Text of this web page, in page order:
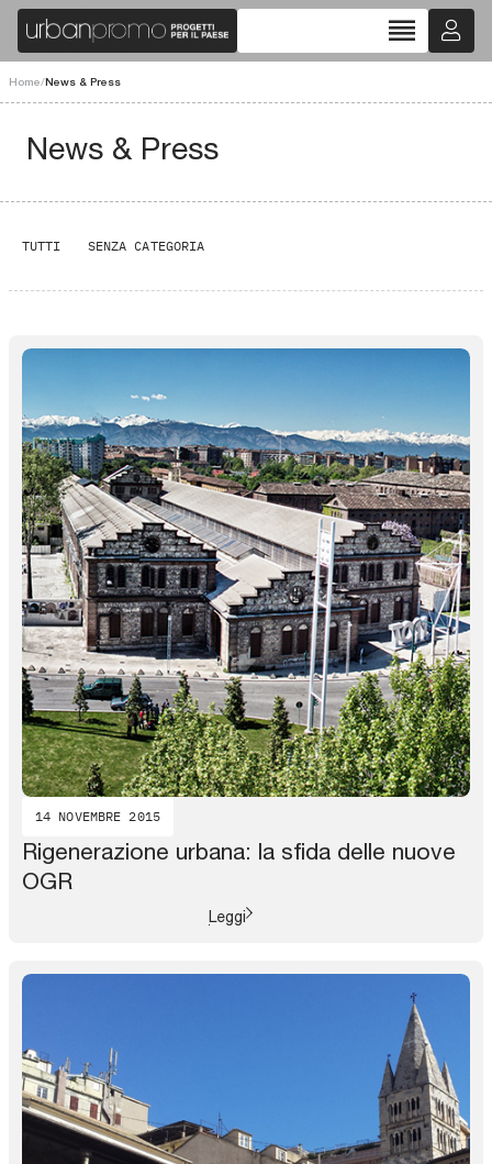
reorder
Home/News & Press
News & Press
TUTTI SENZA CATEGORIA
14 NOVEMBRE 2015
Rigenerazione urbana: la sfida delle nuove
OGR
Leggi